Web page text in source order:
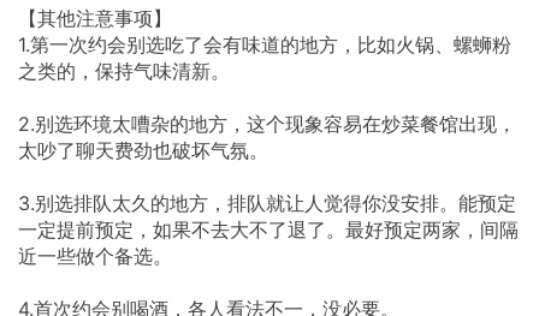
【其他注意事项】
1.第一次约会别选吃了会有味道的地方，比如火锅、螺蛳粉
之类的，保持气味清新。
2.别选环境太嘈杂的地方，这个现象容易在炒菜餐馆出现，
太吵了聊天费劲也破坏气氛。
3.别选排队太久的地方，排队就让人觉得你没安排。能预定
一定提前预定，如果不去大不了退了。最好预定两家，间隔
近一些做个备选。
4.首次约会别喝酒，各人看法不一，没必要。